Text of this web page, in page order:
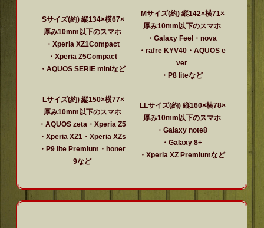
Sサイズ(約) 縦134×横67×
厚み10mm以下のスマホ
・Xperia XZ1Compact
・Xperia Z5Compact
・AQUOS SERIE miniなど
Mサイズ(約) 縦142×横71×
厚み10mm以下のスマホ
・Galaxy Feel・nova
・rafre KYV40・AQUOS e
ver
・P8 liteなど
Lサイズ(約) 縦150×横77×
厚み10mm以下のスマホ
・AQUOS zeta・Xperia Z5
・Xperia XZ1・Xperia XZs
・P9 lite Premium・honer
9など
LLサイズ(約) 縦160×横78×
厚み10mm以下のスマホ
・Galaxy note8
・Galaxy 8+
・Xperia XZ Premiumなど